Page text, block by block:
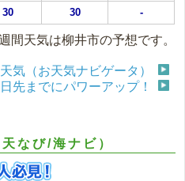
30 30 -
間天気は柳井市の予想です。
気（お天気ナビゲータ）
先までにパワーアップ！
なび/海ナビ）